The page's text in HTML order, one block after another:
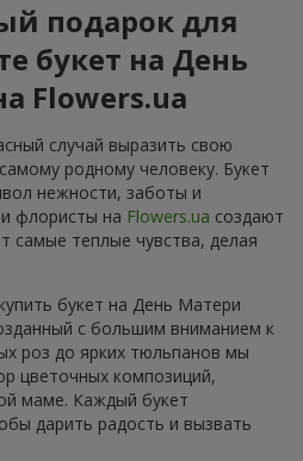
подарок для
букет на День
Flowers.ua
случай выразить свою
родному человеку. Букет
нежности, заботы и
флористы на Flowers.ua создают
самые теплые чувства, делая
букет на День Матери
с большим вниманием к
роз до ярких тюльпанов мы
цветочных композиций,
маме. Каждый букет
дарить радость и вызвать